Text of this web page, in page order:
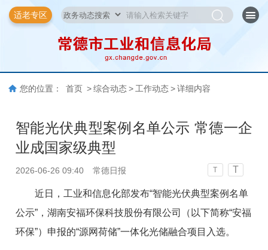
适老专区
您的位置： 首页 > 综合动态 > 工作动态 > 详细内容
智能光伏典型案例名单公示 常德一企
业成国家级典型
2026-06-26 09:40 常德日报 T T
近日，工业和信息化部发布“智能光伏典型案例名单
公示”，湖南安福环保科技股份有限公司（以下简称“安福
环保”）申报的“源网荷储”一体化光储融合项目入选。